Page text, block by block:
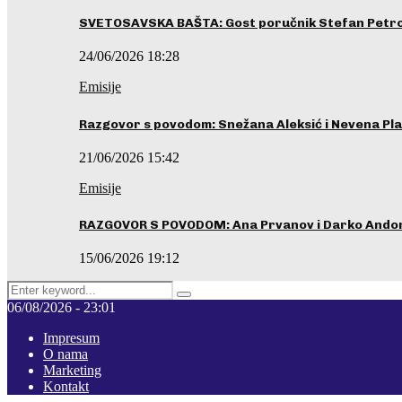
SVETOSAVSKA BAŠTA: Gost poručnik Stefan
24/06/2026 18:28
Emisije
Razgovor s povodom: Snežana Aleksić i Nevena
21/06/2026 15:42
Emisije
RAZGOVOR S POVODOM: Ana Prvanov i Darko
15/06/2026 19:12
Search
for:
Pretraga
06/08/2026 - 23:01
Impresum
O nama
Marketing
Kontakt